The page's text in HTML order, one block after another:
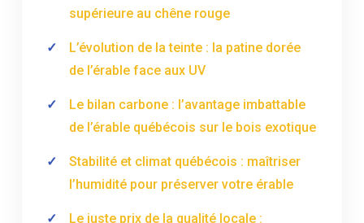
supérieure au chêne rouge
L’évolution de la teinte : la patine dorée
de l’érable face aux UV
Le bilan carbone : l’avantage imbattable
de l’érable québécois sur le bois exotique
Stabilité et climat québécois : maîtriser
l’humidité pour préserver votre érable
Le juste prix de la qualité locale :